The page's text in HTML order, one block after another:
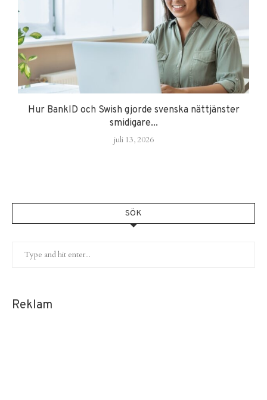
Hur BankID och Swish gjorde svenska nättjänster
smidigare...
juli 13, 2026
SÖK
Reklam